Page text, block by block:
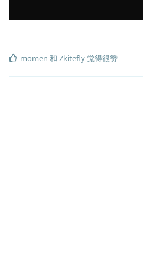
momen 和 Zkitefly觉得很赞